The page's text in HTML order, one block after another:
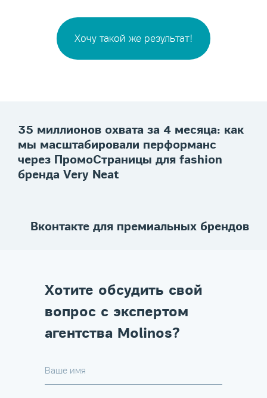
Хочу такой же результат!
35 миллионов охвата за 4 месяца: как
мы масштабировали перформанс
через ПромоСтраницы для fashion
бренда Very Neat
Вконтакте для премиальных брендов
Хотите обсудить свой
вопрос с экспертом
агентства Molinos?
Ваше имя